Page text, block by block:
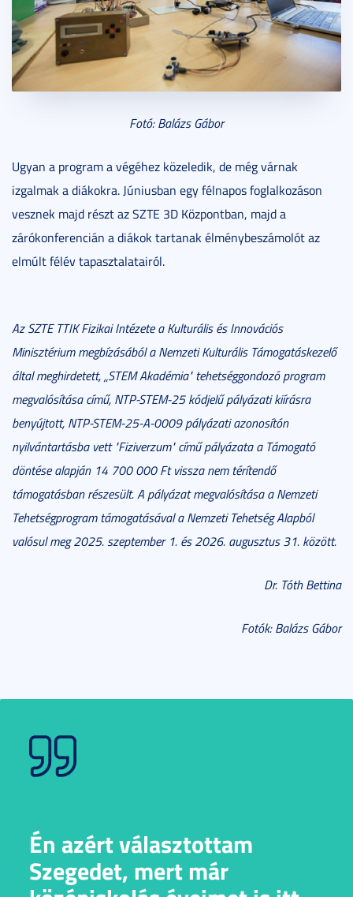
Fotó: Balázs Gábor
Ugyan a program a végéhez közeledik, de még várnak
izgalmak a diákokra. Júniusban egy félnapos foglalkozáson
vesznek majd részt az SZTE 3D Központban, majd a
zárókonferencián a diákok tartanak élménybeszámolót az
elmúlt félév tapasztalatairól.
Az SZTE TTIK Fizikai Intézete a Kulturális és Innovációs
Minisztérium megbízásából a Nemzeti Kulturális Támogatáskezelő
által meghirdetett, „STEM Akadémia" tehetséggondozó program
megvalósítása című, NTP-STEM-25 kódjelű pályázati kiírásra
benyújtott, NTP-STEM-25-A-0009 pályázati azonosítón
nyilvántartásba vett "Fiziverzum" című pályázata a Támogató
döntése alapján 14 700 000 Ft vissza nem térítendő
támogatásban részesült. A pályázat megvalósítása a Nemzeti
Tehetségprogram támogatásával a Nemzeti Tehetség Alapból
valósul meg 2025. szeptember 1. és 2026. augusztus 31. között.
Dr. Tóth Bettina
Fotók: Balázs Gábor
Én azért választottam
Szegedet, mert már